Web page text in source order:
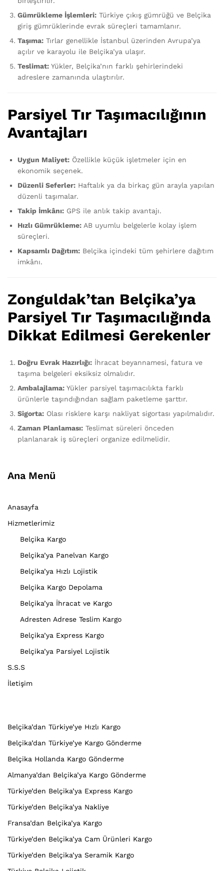
Gümrükleme İşlemleri: Türkiye çıkış gümrüğü ve Belçika
giriş gümrüklerinde evrak süreçleri tamamlanır.
Taşıma: Tırlar genellikle İstanbul üzerinden Avrupa’ya
açılır ve karayolu ile Belçika’ya ulaşır.
Teslimat: Yükler, Belçika’nın farklı şehirlerindeki
adreslere zamanında ulaştırılır.
Parsiyel Tır Taşımacılığının
Avantajları
Uygun Maliyet: Özellikle küçük işletmeler için en
ekonomik seçenek.
Düzenli Seferler: Haftalık ya da birkaç gün arayla yapılan
düzenli taşımalar.
Takip İmkânı: GPS ile anlık takip avantajı.
Hızlı Gümrükleme: AB uyumlu belgelerle kolay işlem
süreçleri.
Kapsamlı Dağıtım: Belçika içindeki tüm şehirlere dağıtım
imkânı.
Zonguldak’tan Belçika’ya
Parsiyel Tır Taşımacılığında
Dikkat Edilmesi Gerekenler
Doğru Evrak Hazırlığı: İhracat beyannamesi, fatura ve
taşıma belgeleri eksiksiz olmalıdır.
Ambalajlama: Yükler parsiyel taşımacılıkta farklı
ürünlerle taşındığından sağlam paketleme şarttır.
Sigorta: Olası risklere karşı nakliyat sigortası yapılmalıdır.
Zaman Planlaması: Teslimat süreleri önceden
planlanarak iş süreçleri organize edilmelidir.
Ana Menü
Anasayfa
Hizmetlerimiz
Belçika Kargo
Belçika’ya Panelvan Kargo
Belçika’ya Hızlı Lojistik
Belçika Kargo Depolama
Belçika’ya İhracat ve Kargo
Adresten Adrese Teslim Kargo
Belçika’ya Express Kargo
Belçika’ya Parsiyel Lojistik
S.S.S
İletişim
Belçika’dan Türkiye’ye Hızlı Kargo
Belçika’dan Türkiye’ye Kargo Gönderme
Belçika Hollanda Kargo Gönderme
Almanya’dan Belçika’ya Kargo Gönderme
Türkiye’den Belçika’ya Express Kargo
Türkiye’den Belçika’ya Nakliye
Fransa’dan Belçika’ya Kargo
Türkiye’den Belçika’ya Cam Ürünleri Kargo
Türkiye’den Belçika’ya Seramik Kargo